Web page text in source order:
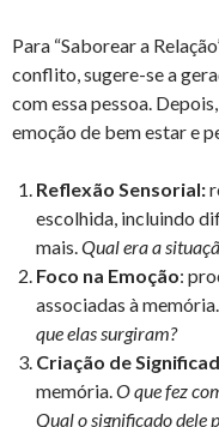
Para “Saborear a
conflito, sugere-se a
com essa pessoa.
emoção de bem estar e
Reflexão Sensorial:
escolhida, incluindo
mais.Qual era a
Foco na Emoção:
associadas à memória.
que elas surgiram?
Criação de
memória.O que fez
Qual o significado dele